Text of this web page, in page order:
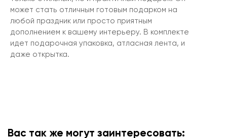
может стать отличным готовым подарком на
любой праздник или просто приятным
дополнением к вашему интерьеру. В комплекте
идет подарочная упаковка, атласная лента, и
даже открытка.
Вас так же могут заинтересовать: